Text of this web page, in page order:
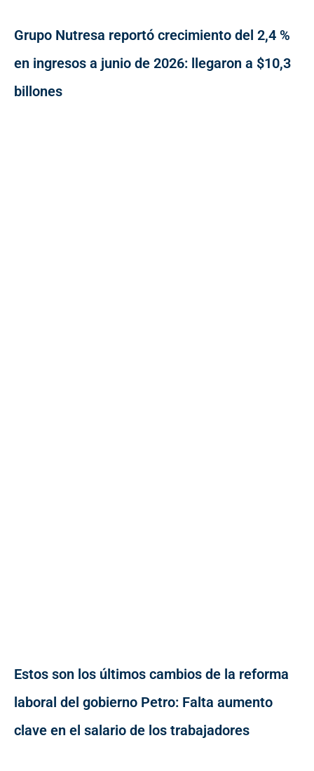
Grupo Nutresa reportó crecimiento del 2,4 %
en ingresos a junio de 2026: llegaron a $10,3
billones
Estos son los últimos cambios de la reforma
laboral del gobierno Petro: Falta aumento
clave en el salario de los trabajadores